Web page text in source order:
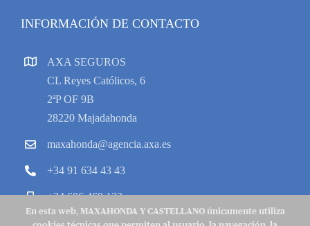
INFORMACIÓN DE CONTACTO
AXA SEGUROS
CL Reyes Católicos, 6
2ªP OF 9B
28220 Majadahonda
maxahonda@agencia.axa.es
+34 91 634 43 43
+34 606 469 133
En esta web, MAXAHONDA Y CASTELLANO únicamente utiliza